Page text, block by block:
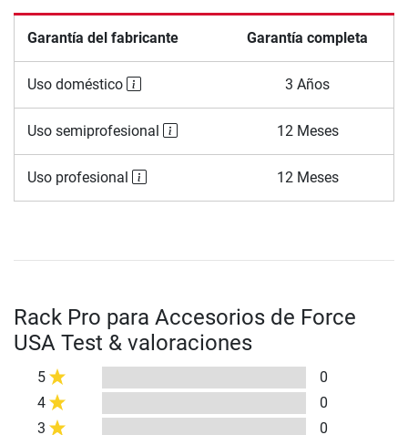
Garantía del fabricante Garantía completa
Uso doméstico 3 Años
Uso semiprofesional 12 Meses
Uso profesional 12 Meses
Rack Pro para Accesorios de Force
USA Test & valoraciones
5
0
4
0
3
0